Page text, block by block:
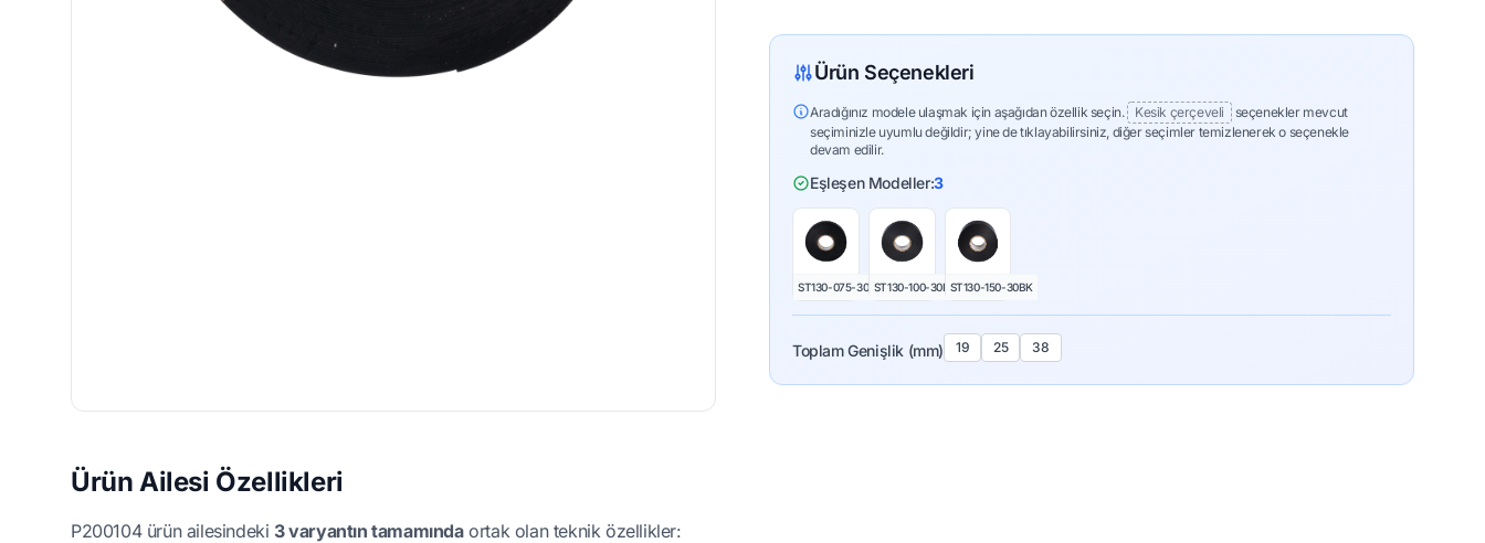
Ürün Seçenekleri
Aradığınız modele ulaşmak için aşağıdan özellik seçin. Kesik çerçeveli
seçenekler mevcut
seçiminizle uyumlu değildir; yine de tıklayabilirsiniz, diğer seçimler temizlenerek o seçenekle
devam edilir.
Eşleşen Modeller:3
ST130-075-30BKST130-100-30BKST130-150-30BK
Toplam Genişlik (mm) 19 25 38
Ürün Ailesi Özellikleri
P200104 ürün ailesindeki 3 varyantın tamamındaortak olan teknik özellikler: